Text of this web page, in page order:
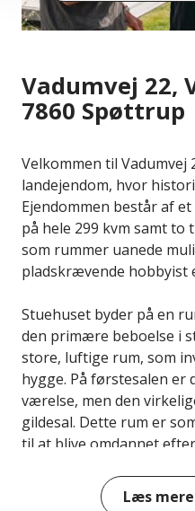
Vadumvej 22,
7860 Spøttrup
Velkommen til Vadumvej
landejendom, hvor
Ejendommen består af
på hele 299 kvm samt
som rummer uanede
pladskrævende hobbyist
Stuehuset byder på en
den primære beboelse i
store, luftige rum, som
hygge. På førstesalen er
værelse, men den
gildesal. Dette rum er
til at blive omdannet
måske en
Læs